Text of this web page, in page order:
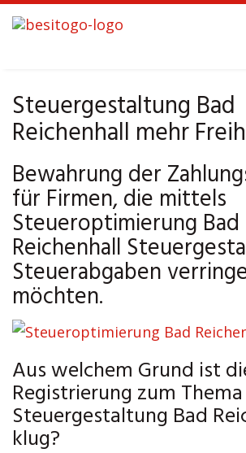
Skip
to
Steuergestaltung Bad
Reichenhall mehr
Bewahrung der
für Firmen, die mittels
Steueroptimierung Bad
Reichenhall
Steuerabgaben
möchten.
Aus welchem Grund ist
Registrierung zum Thema
Steuergestaltung Bad
klug?